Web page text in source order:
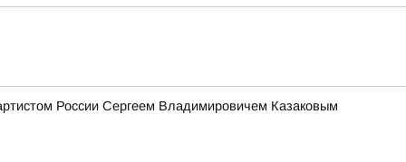
России Сергеем Владимировичем Казаковым